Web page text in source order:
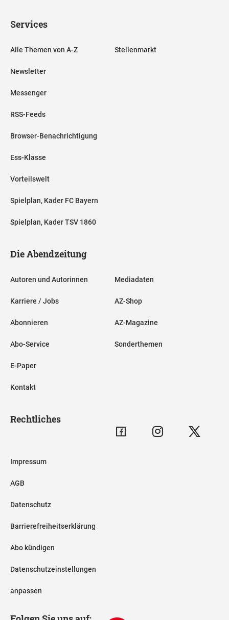
Services
Alle Themen von A-Z
Newsletter
Messenger
RSS-Feeds
Browser-Benachrichtigung
Ess-Klasse
Vorteilswelt
Spielplan, Kader FC Bayern
Spielplan, Kader TSV 1860
Stellenmarkt
Die Abendzeitung
Autoren und Autorinnen
Karriere / Jobs
Abonnieren
Abo-Service
E-Paper
Kontakt
Mediadaten
AZ-Shop
AZ-Magazine
Sonderthemen
Rechtliches
Impressum
AGB
Datenschutz
Barrierefreiheitserklärung
Abo kündigen
Datenschutzeinstellungen
anpassen